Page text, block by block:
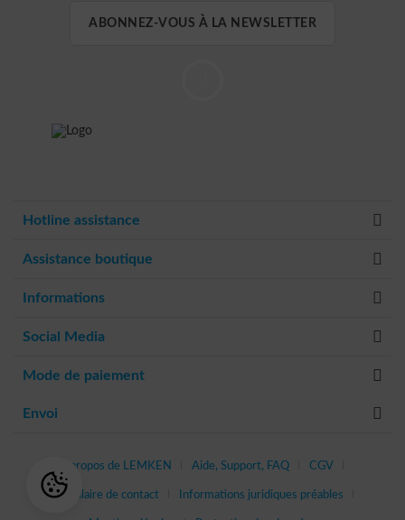
ABONNEZ-VOUS À LA NEWSLETTER
Hotline assistance
Assistance boutique
Informations
Social Media
Mode de paiement
Envoi
À propos de LEMKEN Aide, Support, FAQ CGV
Formulaire de contact Informations juridiques préables